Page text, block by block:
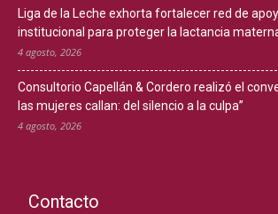
Liga de la Leche exhorta fortalecer red de
institucional para proteger la lactancia
4 agosto, 2026
Consultorio Capellán & Cordero realizó el
las mujeres callan: del silencio a la culpa”
4 agosto, 2026
Contacto